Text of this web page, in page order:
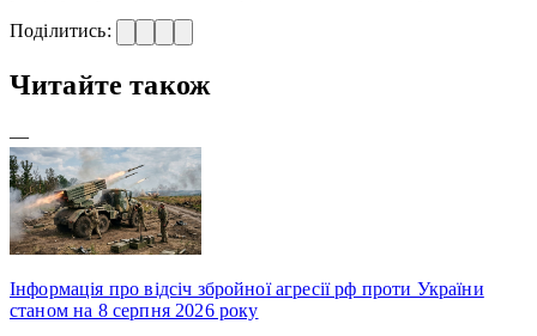
Поділитись:
Читайте також
—
Інформація про відсіч збройної агресії рф проти України
станом на 8 серпня 2026 року